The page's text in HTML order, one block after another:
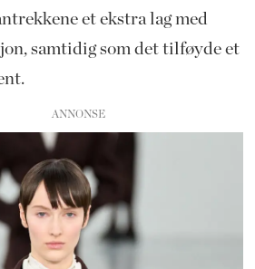
et ekstra lag med
samtidig som det tilføyde et